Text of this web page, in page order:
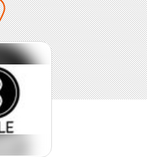
Ambiente und exklusive
uns heißt: Rosé
Abend:
Abend bis 24 uhr ein
Welcome Drink, doch
Abend jede Moet &
Flasche nur 85€ !!